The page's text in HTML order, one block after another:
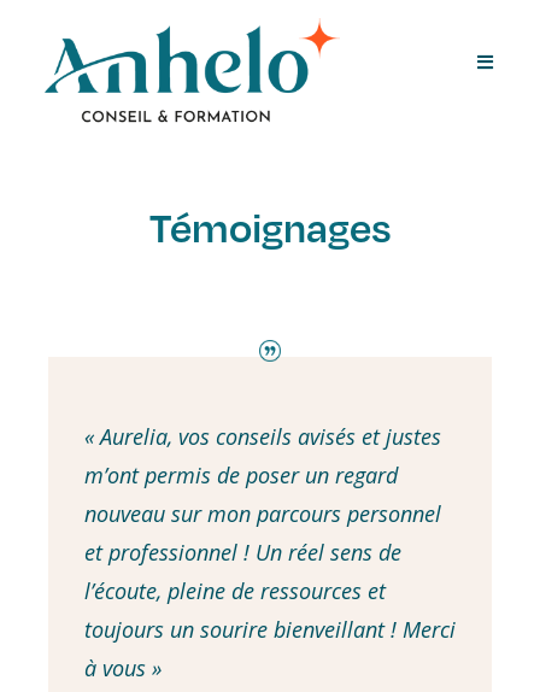
Témoignages
« Aurelia, vos conseils avisés et justes
m’ont permis de poser un regard
nouveau sur mon parcours personnel
et professionnel ! Un réel sens de
l’écoute, pleine de ressources et
toujours un sourire bienveillant ! Merci
à vous »